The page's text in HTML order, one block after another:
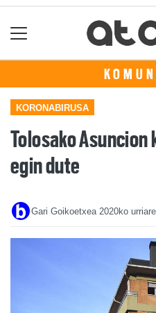
KORONABIRUSA
Tolosako
egin dute
Gari Goikoetxea 2020ko